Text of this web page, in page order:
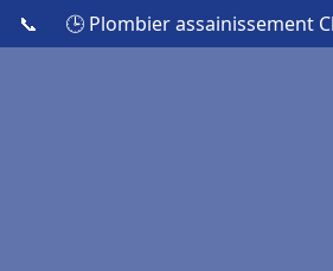
📞 🕒 Plombier assainissement